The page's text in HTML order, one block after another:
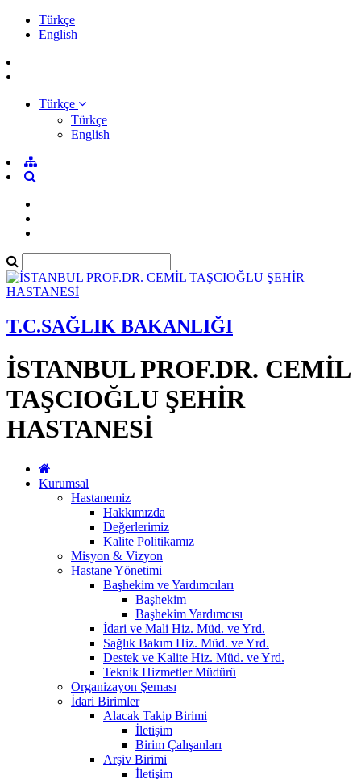
Türkçe
English
Türkçe
Türkçe
English
T.C.SAĞLIK BAKANLIĞI
İSTANBUL PROF.DR. CEMİL
TAŞCIOĞLU ŞEHİR
HASTANESİ
Kurumsal
Hastanemiz
Hakkımızda
Değerlerimiz
Kalite Politikamız
Misyon & Vizyon
Hastane Yönetimi
Başhekim ve Yardımcıları
Başhekim
Başhekim Yardımcısı
İdari ve Mali Hiz. Müd. ve Yrd.
Sağlık Bakım Hiz. Müd. ve Yrd.
Destek ve Kalite Hiz. Müd. ve Yrd.
Teknik Hizmetler Müdürü
Organizayon Şeması
İdari Birimler
Alacak Takip Birimi
İletişim
Birim Çalışanları
Arşiv Birimi
İletişim